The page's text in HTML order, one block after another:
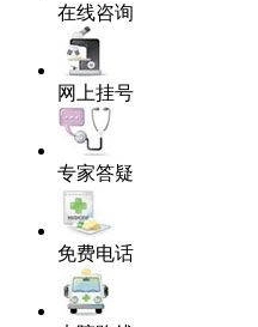
在线咨询
网上挂号
专家答疑
免费电话